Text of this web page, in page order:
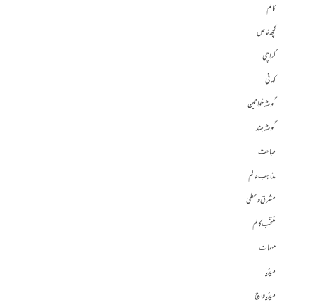
کالم
کچھ خاص
کراچی
کہانی
گوشہ خواتین
گوشہ ہند
مباحث
مذاہب عالم
مشرق وسطی
منتخب کالم
مہمات
میڈیا
میڈیا واچ